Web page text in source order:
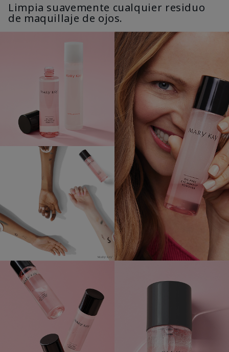
Limpia suavemente cualquier residuo
de maquillaje de ojos.